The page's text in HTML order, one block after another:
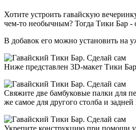
Хотите устроить гавайскую
чем-то необычным? Тогда Тики Бар -
В добавок его можно установить на
Ниже представлен 3D-макет Тики
Свяжите две бамбуковые палки для
же самое для другого столба и задней
Укрепите конструкцию при помощи